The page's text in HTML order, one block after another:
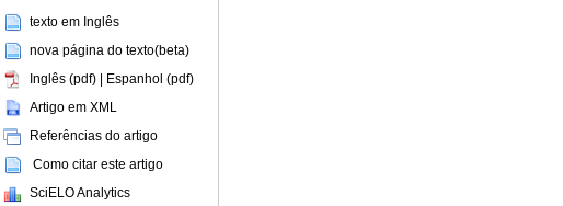
texto em Inglês
nova página do texto(beta)
Inglês (pdf) | Espanhol (pdf)
Artigo em XML
Referências do artigo
Como citar este artigo
SciELO Analytics